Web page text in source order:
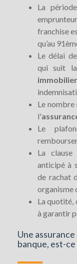
La
franchise
qu’au
Le délai
qui suit
immobilier
Le nombre
l'
Le
La clause
anticipé à
de rachat
organisme
La quotité,
à garantir
Une
banque, est-ce